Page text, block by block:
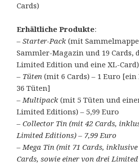
Cards)
Erhältliche Produkte:
–Starter-Pack (mit
Sammler-Magazin und 19 Cards,
Limited Edition und eine XL-Card)
– Tüten (mit 6 Cards) – 1 Euro
36 Tüten]
–Multipack (mit 5 Tüten und
Limited Editions) – 5,99 Euro
–Collector Tin (mit 42 Cards,
Limited Editions) – 7,99 Euro
–Mega Tin (mit 71 Cards,
Cards, sowie einer von drei